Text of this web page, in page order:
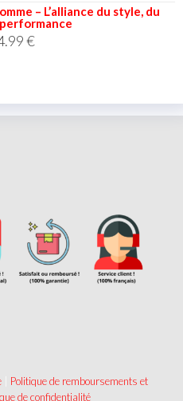
– L’alliance du style, du
€
Politique de remboursements et
de confidentialité